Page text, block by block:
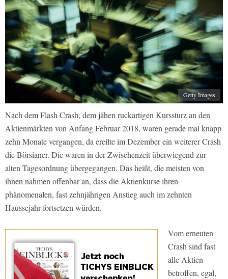
Getty Images
Nach dem Flash Crash, dem jähen ruckartigen Kurssturz an den
Aktienmärkten von Anfang Februar 2018, waren gerade mal knapp
zehn Monate vergangen, da ereilte im Dezember ein weiterer Crash
die Börsianer. Die waren in der Zwischenzeit überwiegend zur
alten Tagesordnung übergegangen. Das heißt, die meisten von
ihnen nahmen offenbar an, dass die Aktienkurse ihren
phänomenalen, fast zehnjährigen Anstieg auch im zehnten
Haussejahr fortsetzen würden.
Vom erneuten
Crash sind fast
alle Aktien
betroffen, egal,